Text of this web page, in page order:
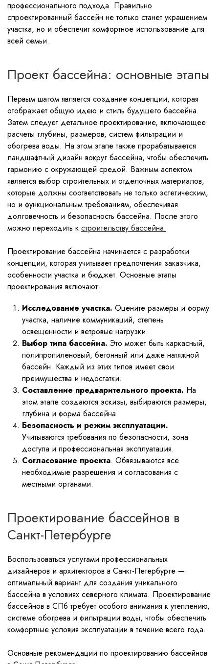
профессионального подхода. Правильно
спроектированный бассейн не только станет украшением
участка, но и обеспечит комфортное использование для
всей семьи.
Проект бассейна: основные этапы
Первым шагом является создание концепции, которая
отображает общую идею и стиль будущего бассейна.
Затем следует детальное проектирование, включающее
расчеты глубины, размеров, систем фильтрации и
обогрева воды. На этом этапе также прорабатывается
ландшафтный дизайн вокруг бассейна, чтобы обеспечить
гармонию с окружающей средой. Важным аспектом
является выбор строительных и отделочных материалов,
которые должны соответствовать не только эстетическим,
но и функциональным требованиям, обеспечивая
долговечность и безопасность бассейна. После этого
можно переходить к строительству бассейна.
Проектирование бассейна начинается с разработки
концепции, которая учитывает предпочтения заказчика,
особенности участка и бюджет. Основные этапы
проектирования включают:
Исследование участка. Оцените размеры и форму
участка, наличие коммуникаций, степень
освещенности и ветровые нагрузки.
Выбор типа бассейна. Это может быть каркасный,
полипропиленовый, бетонный или даже натяжной
бассейн. Каждый из этих типов имеет свои
преимущества и недостатки.
Составление предварительного проекта. На
этом этапе создаются эскизы, выбираются размеры,
глубина и форма бассейна.
Безопасность и режим эксплуатации.
Учитываются требования по безопасности, зона
доступа и профессиональная эксплуатация.
Согласование проекта. Обвязываются все
необходимые разрешения и согласования с
местными органами.
Проектирование бассейнов в
Санкт-Петербурге
Воспользоваться услугами профессиональных
дизайнеров и архитекторов в Санкт-Петербурге —
оптимальный вариант для создания уникального
бассейна в условиях северного климата. Проектирование
бассейнов в СПб требует особого внимания к утеплению,
системе обогрева и фильтрации воды, чтобы обеспечить
комфортные условия эксплуатации в течение всего года.
Основные рекомендации по проектированию бассейнов